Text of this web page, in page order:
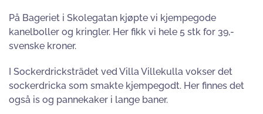
På Bageriet i Skolegatan kjøpte vi kjempegode
kanelboller og kringler. Her fikk vi hele 5 stk for 39,-
svenske kroner.
I Sockerdricksträdet ved Villa Villekulla vokser det
sockerdricka som smakte kjempegodt. Her finnes det
også is og pannekaker i lange baner.